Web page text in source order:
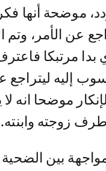
موضحة أنها
عن الأمر، وتم
بدا مرتبكا
إليه
موضحا انه
زوجته وابنته.
بين الضحية